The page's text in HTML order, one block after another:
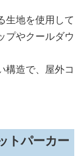
生地を使用して
プやクールダウ
構造で、屋外コ
トパーカー